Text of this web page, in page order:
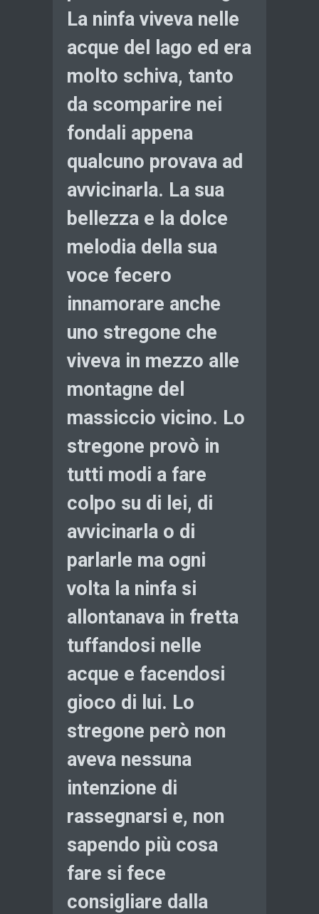
La ninfa viveva nelle
acque del lago ed era
molto schiva, tanto
da scomparire nei
fondali appena
qualcuno provava ad
avvicinarla. La sua
bellezza e la dolce
melodia della sua
voce fecero
innamorare anche
uno stregone che
viveva in mezzo alle
montagne del
massiccio vicino. Lo
stregone provò in
tutti modi a fare
colpo su di lei, di
avvicinarla o di
parlarle ma ogni
volta la ninfa si
allontanava in fretta
tuffandosi nelle
acque e facendosi
gioco di lui. Lo
stregone però non
aveva nessuna
intenzione di
rassegnarsi e, non
sapendo più cosa
fare si fece
consigliare dalla